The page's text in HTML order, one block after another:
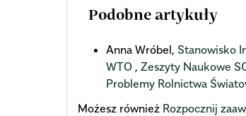
Podobne artykuły
Anna Wróbel, Stanowisko
WTO,Zeszyty Naukowe
Problemy Rolnictwa
Możesz również Rozpocznij